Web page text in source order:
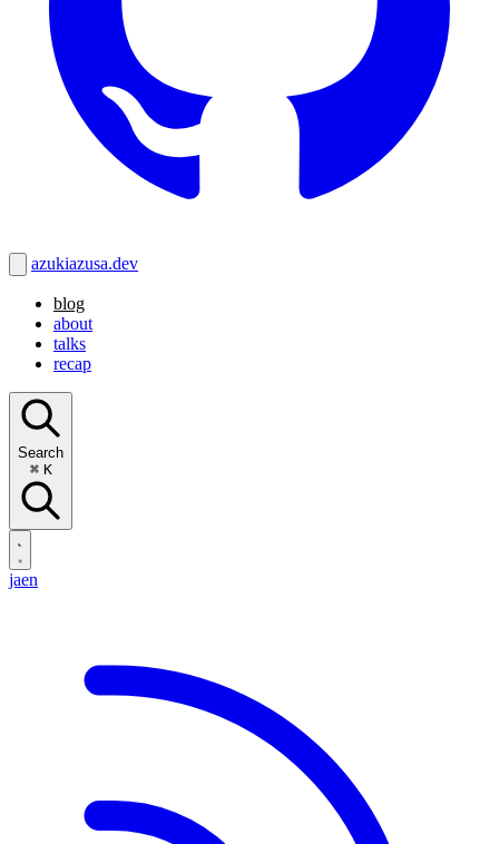
azukiazusa.dev
blog
about
talks
recap
Search
⌘ K
jaen